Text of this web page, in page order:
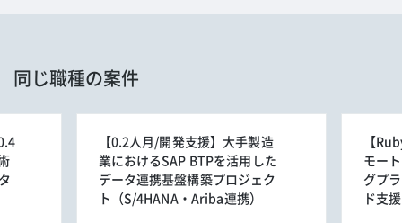
同じ職種の案件
【0.2人月/開発支援】大手製造
業におけるSAP BTPを活用した
データ連携基盤構築プロジェク
ト（S/4HANA・Ariba連携）
【
モー
グプ
ド支援